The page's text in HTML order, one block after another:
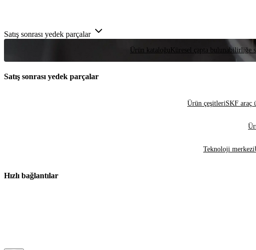
Satış sonrası yedek parçalar
Ürün kataloğu Küresel çapta bulunabilirliğe
Satış sonrası yedek parçalar
Ürün çeşitleriSKF araç
Teknoloji merkezi
Hızlı bağlantılar